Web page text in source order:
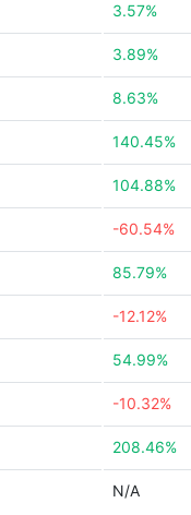
3.57%
3.89%
8.63%
140.45%
104.88%
-60.54%
85.79%
-12.12%
54.99%
-10.32%
208.46%
N/A